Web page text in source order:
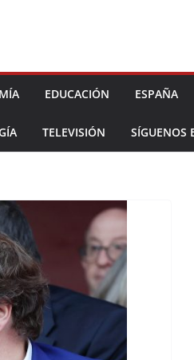
EDUCACIÓN ESPAÑA
TELEVISIÓN SÍGUENOS